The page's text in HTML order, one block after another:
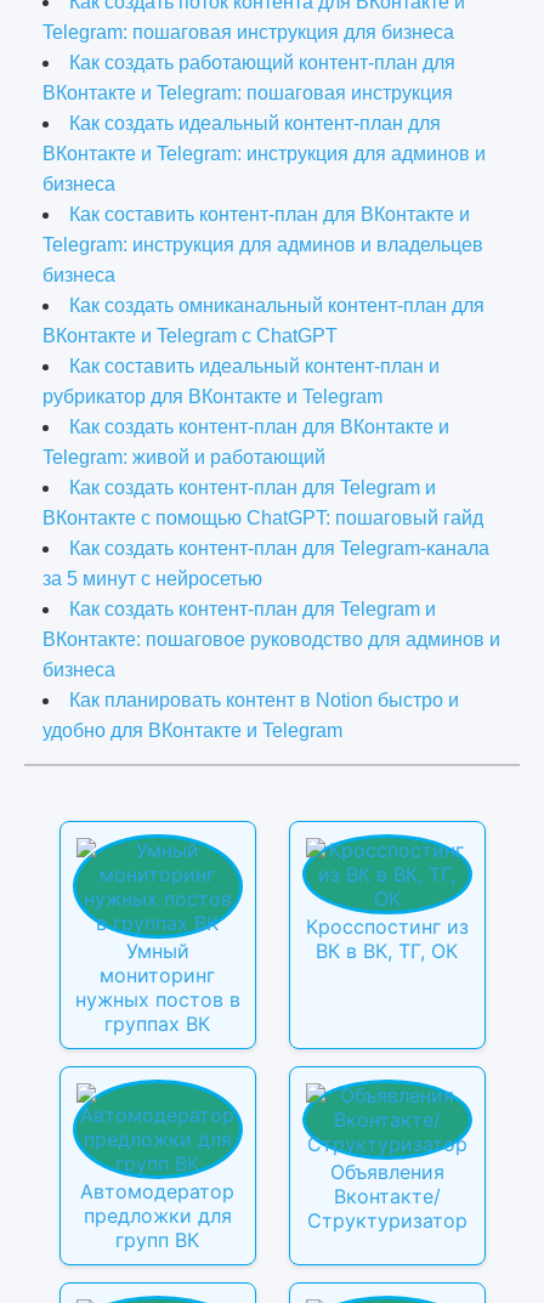
Telegram: пошаговая инструкция для бизнеса
Как создать работающий контент-план для
ВКонтакте и Telegram: пошаговая инструкция
Как создать идеальный контент-план для
ВКонтакте и Telegram: инструкция для админов и
бизнеса
Как составить контент-план для ВКонтакте и
Telegram: инструкция для админов и владельцев
бизнеса
Как создать омниканальный контент-план для
ВКонтакте и Telegram с ChatGPT
Как составить идеальный контент-план и
рубрикатор для ВКонтакте и Telegram
Как создать контент-план для ВКонтакте и
Telegram: живой и работающий
Как создать контент-план для Telegram и
ВКонтакте с помощью ChatGPT: пошаговый гайд
Как создать контент-план для Telegram-канала
за 5 минут с нейросетью
Как создать контент-план для Telegram и
ВКонтакте: пошаговое руководство для админов и
бизнеса
Как планировать контент в Notion быстро и
удобно для ВКонтакте и Telegram
Умный
мониторинг
нужных постов в
группах ВК
Кросспостинг из
ВК в ВК, ТГ, ОК
Автомодератор
предложки для
групп ВК
Объявления
Вконтакте/
Структуризатор